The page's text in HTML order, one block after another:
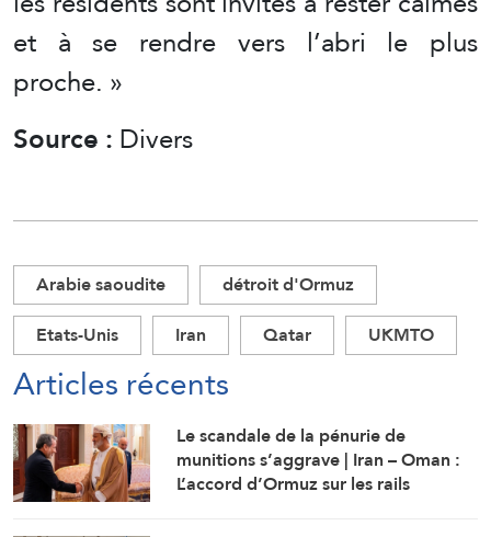
et à se rendre vers l’abri le plus
proche. »
Source :Divers
Arabie saoudite
détroit d'Ormuz
Etats-Unis
Iran Qatar UKMTO
Articles récents
Le scandale de la pénurie de
munitions s’aggrave | Iran – Oman :
L’accord d’Ormuz sur les rails